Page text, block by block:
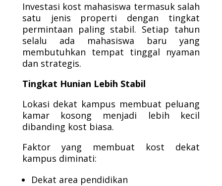
Investasi kost mahasiswa termasuk salah
satu jenis properti dengan tingkat
permintaan paling stabil. Setiap tahun
selalu ada mahasiswa baru yang
membutuhkan tempat tinggal nyaman
dan strategis.
Tingkat Hunian Lebih Stabil
Lokasi dekat kampus membuat peluang
kamar kosong menjadi lebih kecil
dibanding kost biasa.
Faktor yang membuat kost dekat
kampus diminati:
Dekat area pendidikan